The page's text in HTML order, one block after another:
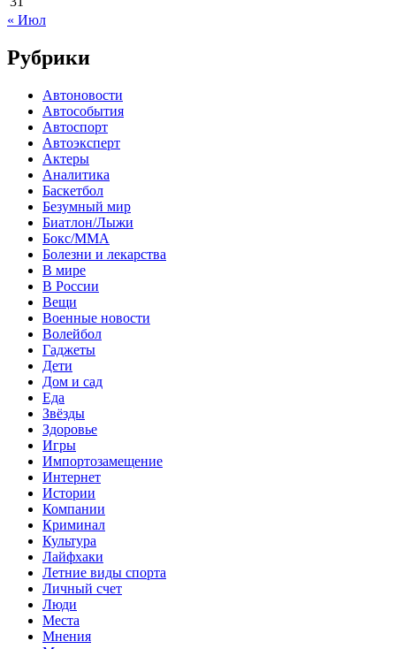
« Июл
Рубрики
Автоновости
Автособытия
Автоспорт
Автоэксперт
Актеры
Аналитика
Баскетбол
Безумный мир
Биатлон/Лыжи
Бокс/MMA
Болезни и лекарства
В мире
В России
Вещи
Военные новости
Волейбол
Гаджеты
Дети
Дом и сад
Еда
Звёзды
Здоровье
Игры
Импортозамещение
Интернет
Истории
Компании
Криминал
Культура
Лайфхаки
Летние виды спорта
Личный счет
Люди
Места
Мнения